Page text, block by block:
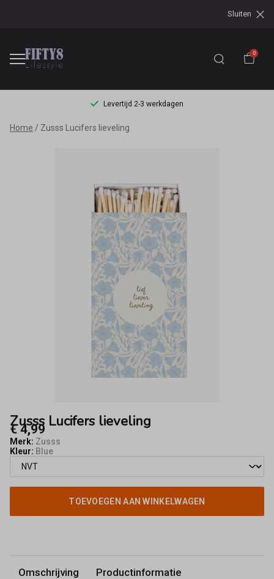
Sluiten
0
Levertijd 2-3 werkdagen
Zusss
lieveling
Home Zusss Lucifers lieveling
Zusss Lucifers lieveling
€ 4,99
Merk: Zusss
Kleur: Blue
TOEVOEGEN AAN WINKELWAGEN
Omschrijving Productinformatie